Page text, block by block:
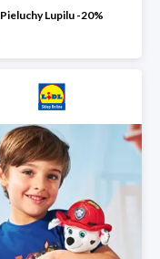
Pieluchy Lupilu -20%